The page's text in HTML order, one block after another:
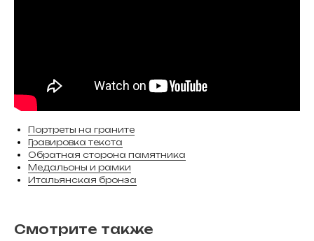
Портреты на граните
Гравировка текста
Обратная сторона памятника
Медальоны и рамки
Итальянская бронза
Смотрите также